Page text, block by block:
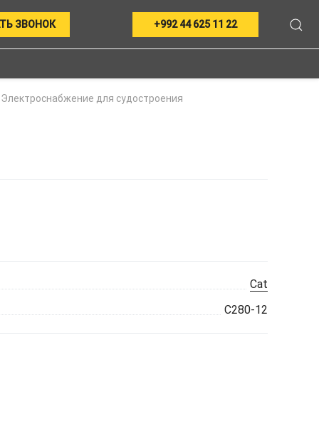
ЗВОНОК +992 44 625 11 22
Электроснабжение для судостроения
Cat
C280-12